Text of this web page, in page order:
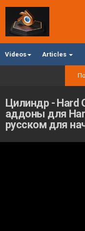
Videos Articles
Цилиндр - Hard
аддоны для
русском для